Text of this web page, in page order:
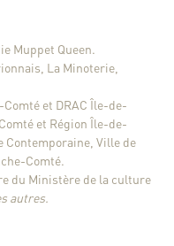
Muppet Queen.
La Minoterie,
et DRAC Île-de-
et Région Île-de-
Contemporaine, Ville de
Comté.
du Ministère de la culture
autres.